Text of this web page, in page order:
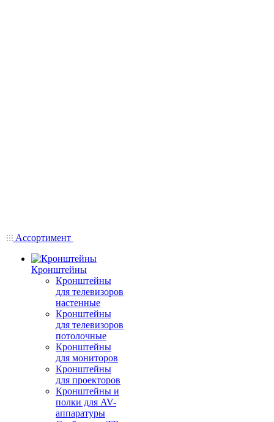
Ассортимент
Кронштейны
Кронштейны
для телевизоров
настенные
Кронштейны
для телевизоров
потолочные
Кронштейны
для мониторов
Кронштейны
для проекторов
Кронштейны и
полки для AV-
аппаратуры